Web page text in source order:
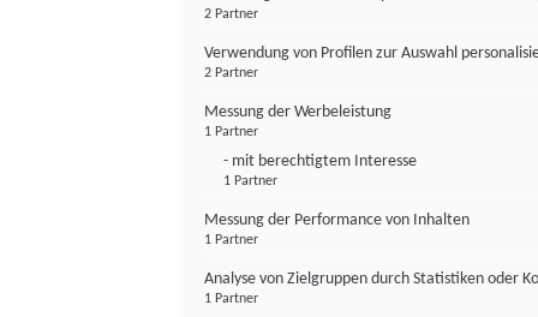
2 Partner
Verwendung von Profilen zur Auswahl
2 Partner
Messung der Werbeleistung
1 Partner
- mit berechtigtem Interesse
1 Partner
Messung der Performance von Inhalten
1 Partner
Analyse von Zielgruppen durch Statistiken oder
1 Partner